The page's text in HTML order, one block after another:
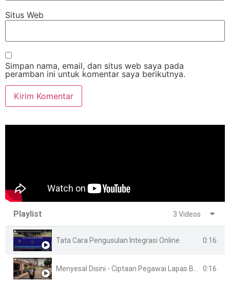
Situs Web
Simpan nama, email, dan situs web saya pada
peramban ini untuk komentar saya berikutnya.
Playlist 3 Videos
Tata Cara Pengusulan Integrasi Online 0:16
0:16